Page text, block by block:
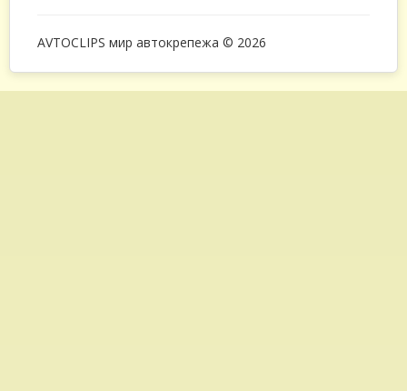
AVTOCLIPS мир автокрепежа © 2026